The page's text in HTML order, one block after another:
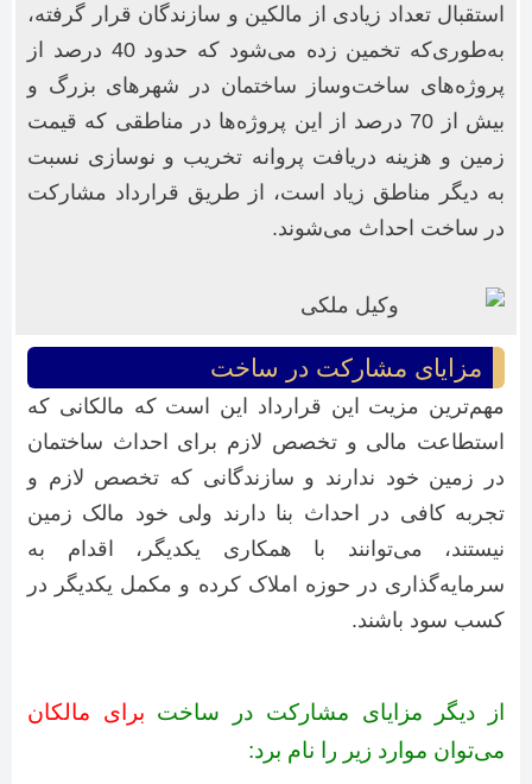
استقبال تعداد زیادی از مالکین و سازندگان قرار گرفته،
به‌طوری‌که تخمین زده می‌شود که حدود 40 درصد از
پروژه‌های ساخت‌وساز ساختمان در شهرهای بزرگ و
بیش از 70 درصد از این پروژه‌ها در مناطقی که قیمت
زمین و هزینه دریافت پروانه تخریب و نوسازی نسبت
به دیگر مناطق زیاد است، از طریق قرارداد مشارکت
در ساخت احداث می‌شوند.
مزایای مشارکت در ساخت
مهم‌ترین مزیت این قرارداد این است که مالکانی که
استطاعت مالی و تخصص لازم برای احداث ساختمان
در زمین خود ندارند و سازندگانی که تخصص لازم و
تجربه کافی در احداث بنا دارند ولی خود مالک زمین
نیستند، می‌توانند با همکاری یکدیگر، اقدام به
سرمایه‌گذاری در حوزه املاک کرده و مکمل یکدیگر در
کسب سود باشند.
از دیگر مزایای مشارکت در ساخت برای مالکان
می‌توان موارد زیر را نام برد: